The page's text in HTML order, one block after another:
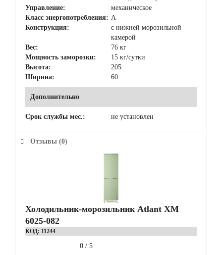
Управление:
механическое
Класс энергопотребления: A
Конструкция:
с нижней морозильной
камерой
Вес:
76 кг
Мощность заморозки:
15 кг/сутки
Высота:
205
Ширина:
60
Дополнительно
Срок службы мес.: не установлен
Отзывы (0)
Холодильник-морозильник Atlant ХМ
6025-082
КОД: 11244
0 / 5